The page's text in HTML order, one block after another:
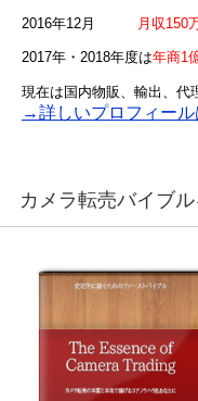
2016年12月 月収150
2017年・2018年度は年商1
現在は国内物販、輸出、代
→詳しいプロフィール
カメラ転売バイブ